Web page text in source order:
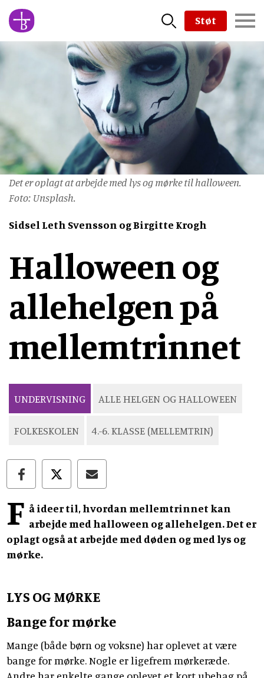
Skip
to
main
content
Støt
Det er oplagt at arbejde med lys og mørke til halloween.
Foto: Unsplash.
Sidsel Leth Svensson og Birgitte Krogh
Halloween og
allehelgen på
mellemtrinnet
UNDERVISNING ALLE HELGEN OG HALLOWEEN
FOLKESKOLEN 4.-6. KLASSE (MELLEMTRIN)
F å ideer til, hvordan mellemtrinnet kan
arbejde med halloween og allehelgen. Det er
oplagt også at arbejde med døden og med lys og
mørke.
LYS OG MØRKE
Bange for mørke
Mange (både børn og voksne) har oplevet at være
bange for mørke. Nogle er ligefrem mørkeræde.
Andre har enkelte gange oplevet et kort ubehag på